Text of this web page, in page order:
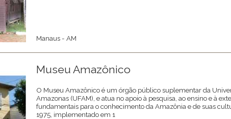
Manaus - AM
Museu Amazônico
O Museu Amazônico é um órgão público suplementar da
Amazonas (UFAM), e atua no apoio à pesquisa, ao ensino e à
fundamentais para o conhecimento da Amazônia e de suas
1975, implementado em 1